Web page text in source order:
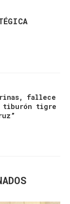
fallece
tiburón tigre